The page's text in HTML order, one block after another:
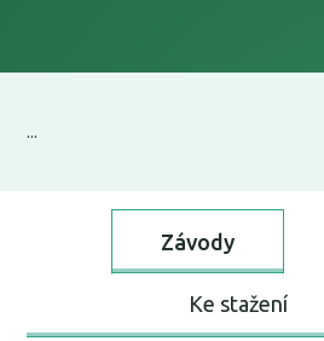
...
Závody
Ke stažení